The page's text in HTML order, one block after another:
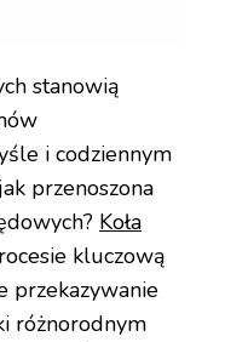
stanowią
i codziennym
przenoszona
Koła
kluczową
przekazywanie
różnorodnym